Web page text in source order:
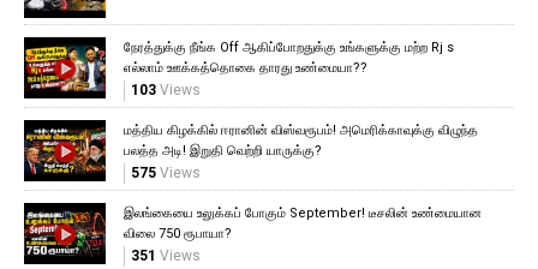
நேரத்துக்கு நீங்க Off ஆகிப்போறதுக்கு உங்களுக்கு மற்ற Rj s
எல்லாம் ஊக்கத்தொகை தாரது உண்மையா??
103Views
மத்திய கிழக்கில் ஈரானின் விஸ்வரூபம்! அமெரிக்காவுக்கு விழுந்த
பலத்த அடி! இறுதி வெற்றி யாருக்கு?
575Views
இலங்கையை உலுக்கப் போகும் September! டீசலின் உண்மையான
விலை 750 ரூபாயா?
351 Views